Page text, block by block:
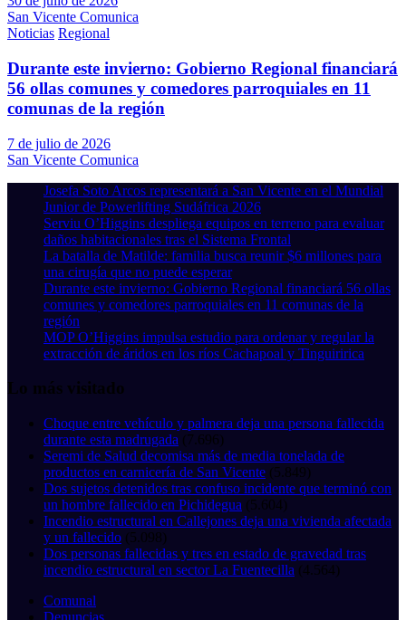
San Vicente Comunica
Noticias Regional
Durante este invierno: Gobierno Regional financiará
56 ollas comunes y comedores parroquiales en 11
comunas de la región
7 de julio de 2026
San Vicente Comunica
Josefa Soto Arcos representará a San Vicente en el Mundial
Junior de Powerlifting Sudáfrica 2026
Serviu O’Higgins despliega equipos en terreno para evaluar
daños habitacionales tras el Sistema Frontal
La batalla de Matilde: familia busca reunir $6 millones para
una cirugía que no puede esperar
Durante este invierno: Gobierno Regional financiará 56 ollas
comunes y comedores parroquiales en 11 comunas de la
región
MOP O’Higgins impulsa estudio para ordenar y regular la
extracción de áridos en los ríos Cachapoal y Tinguiririca
Lo más visitado
Choque entre vehículo y palmera deja una persona fallecida
durante esta madrugada (7.696)
Seremi de Salud decomisa más de media tonelada de
productos en carnicería de San Vicente (5.849)
Dos sujetos detenidos tras confuso incidente que terminó con
un hombre fallecido en Pichidegua (5.604)
Incendio estructural en Callejones deja una vivienda afectada
y un fallecido (5.098)
Dos personas fallecidas y tres en estado de gravedad tras
incendio estructural en sector La Fuentecilla (4.564)
Comunal